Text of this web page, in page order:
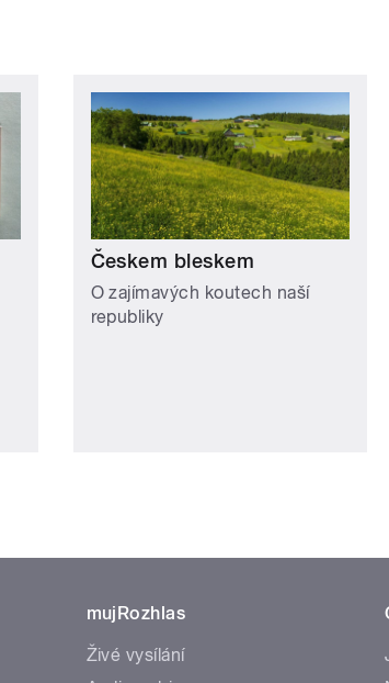
Českem bleskem
O zajímavých koutech naší
republiky
mujRozhlas
Živé vysílání